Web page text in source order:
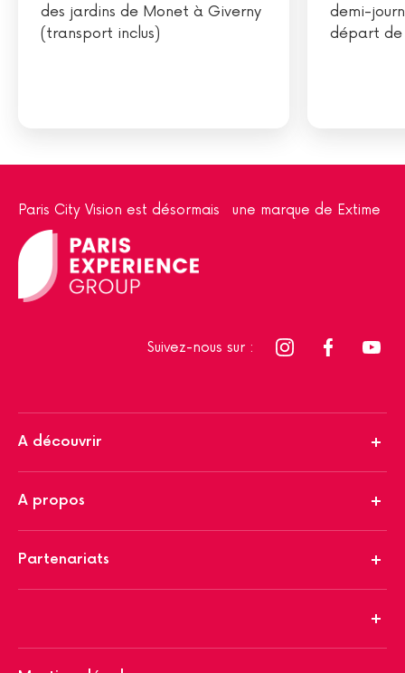
des jardins de Monet à Giverny
(transport inclus)
demi-
départ de
Paris City Vision est désormais une marque de Extime
Suivez-nous sur :
A découvrir
A propos
Partenariats